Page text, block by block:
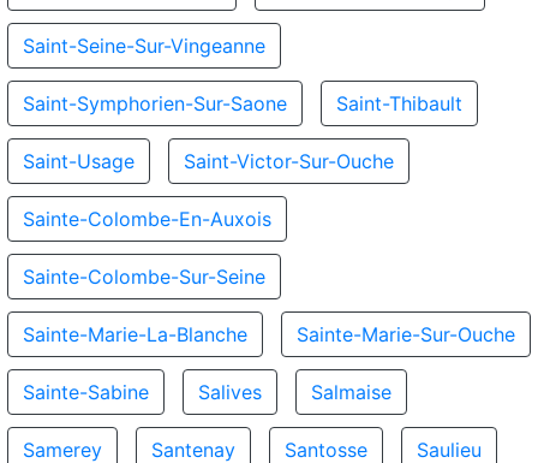
Saint-Seine-Sur-Vingeanne
Saint-Symphorien-Sur-Saone Saint-Thibault
Saint-Usage Saint-Victor-Sur-Ouche
Sainte-Colombe-En-Auxois
Sainte-Colombe-Sur-Seine
Sainte-Marie-La-Blanche Sainte-Marie-Sur-Ouche
Sainte-Sabine Salives Salmaise
Samerey Santenay Santosse Saulieu